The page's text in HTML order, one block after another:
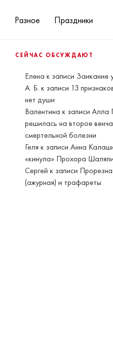
Разное Праздники
СЕЙЧАС ОБСУЖДАЮТ
Елена к записи Заикание
А. Б. к записи 13
нет души
Валентина к записиАлла
решилась на второе
смертельной болезни
Геля к записиАнна
«кинула» Прохора
Сергей к записи
(ажурная) и трафареты